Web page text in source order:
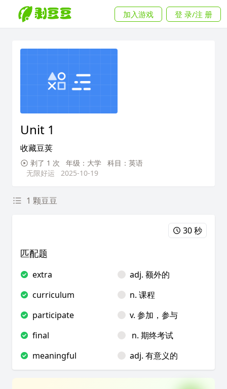
加入游戏 登 录/注 册
Unit 1
收藏豆荚
剥了 1 次 年级：大学
科目：英语
无限好运
2025-10-19
1 颗豆豆
30 秒
匹配题
extra
adj. 额外的
curriculum
n. 课程
participate
v. 参加，参与
final
n. 期终考试
meaningful
adj. 有意义的